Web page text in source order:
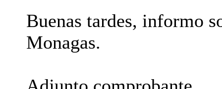
Buenas tardes, informo
Monagas.